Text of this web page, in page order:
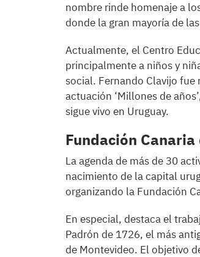
nombre rinde homenaje a
donde la gran mayoría de
Actualmente, el Centro
principalmente a niños y
social. Fernando Clavijo
actuación ‘Millones de
sigue vivo en Uruguay.
Fundación
La agenda de más de 30
nacimiento de la capital
organizando la Fundación
En especial, destaca el
Padrón de 1726, el más
de Montevideo. El objetivo